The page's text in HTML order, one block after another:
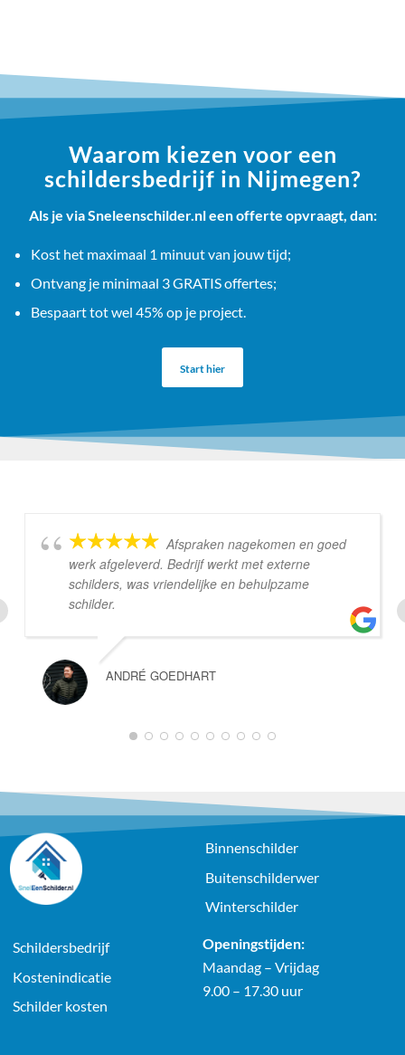
Waarom kiezen voor een
schildersbedrijf in Nijmegen?
Als je via Sneleenschilder.nl een offerte opvraagt, dan:
Kost het maximaal 1 minuut van jouw tijd;
Ontvang je minimaal 3 GRATIS offertes;
Bespaart tot wel 45% op je project.
Start hier
Afspraken nagekomen en goed
werk afgeleverd. Bedrijf werkt met externe
schilders, was vriendelijke en behulpzame
schilder.
ANDRÉ GOEDHART
1 2 3 4 5 6 7 8 9 10
Binnenschilder
Buitenschilderwer
Winterschilder
Schildersbedrijf
Kostenindicatie
Schilder kosten
Openingstijden:
Maandag – Vrijdag
9.00 – 17.30 uur